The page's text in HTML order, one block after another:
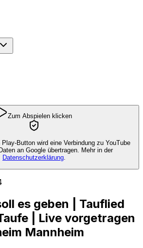
Zum Abspielen klicken
Button wird eine Verbindung zu YouTube
an Google übertragen. Mehr in der
Datenschutzerklärung.
es geben | Tauflied
| Live vorgetragen
Mannheim